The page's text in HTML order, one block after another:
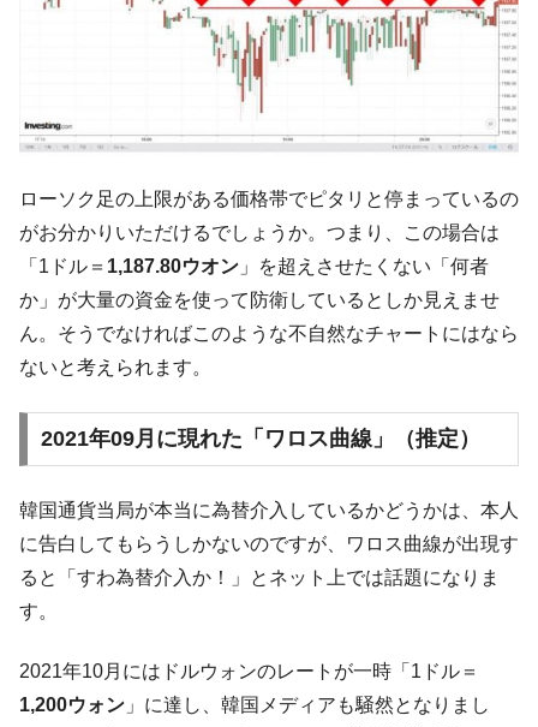
だった選手とは？
甲子園通算本塁打、最多の清原に次いで多く打っ
Fact1 セレクトセールの高額取引馬が稼いだ金額とは？
ローソク足の上限がある価格帯でピタリと停まっているの
がお分かりいただけるでしょうか。つまり、この場合は
「1ドル＝ 1,187.80ウオン 」を超えさせたくない「何者
か」が大量の資金を使って防衛しているとしか見えませ
ん。そうでなければこのような不自然なチャートにはなら
ないと考えられます。
2021年09月に現れた「ワロス曲線」（推定）
韓国通貨当局が本当に為替介入しているかどうかは、本人
に告白してもらうしかないのですが、ワロス曲線が出現す
ると「すわ為替介入か！」とネット上では話題になりま
す。
2021年10月にはドルウォンのレートが一時「1ドル＝
1,200ウォン 」に達し、韓国メディアも騒然となりまし